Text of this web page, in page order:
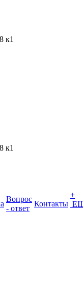
к1
к1
Вопрос
- ответ
Контакты
+